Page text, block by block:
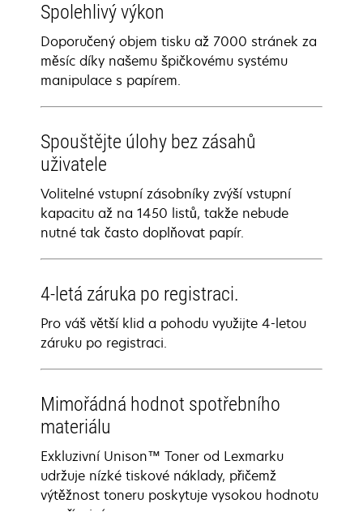
Spolehlivý výkon
Doporučený objem tisku až 7000 stránek za
měsíc díky našemu špičkovému systému
manipulace s papírem.
Spouštějte úlohy bez zásahů
uživatele
Volitelné vstupní zásobníky zvýší vstupní
kapacitu až na 1450 listů, takže nebude
nutné tak často doplňovat papír.
4-letá záruka po registraci.​
Pro váš větší klid a pohodu využijte 4-letou
záruku po registraci​.
Mimořádná hodnot spotřebního
materiálu
Exkluzivní Unison™ Toner od Lexmarku
udržuje nízké tiskové náklady, přičemž
výtěžnost toneru poskytuje vysokou hodnotu